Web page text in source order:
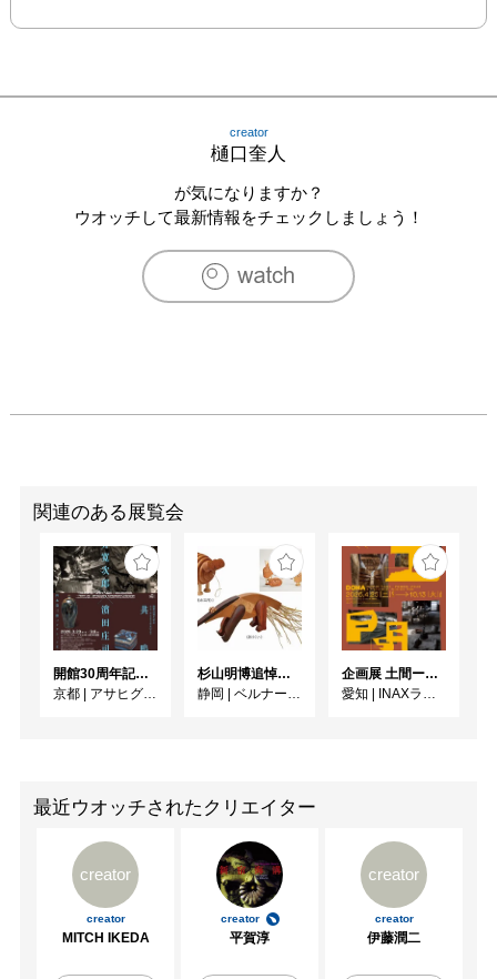
creator
樋口奎人
が気になりますか？
ウオッチして最新情報をチェックしましょう！
関連のある展覧会
開館30周年記念 山本爲三郎・河井寬次郎没後60年記念 「共鳴 河井寬次郎 × 濱田庄司 ー山本爲三郎コレクションより」
京都 | アサヒグループ大山崎山荘美術館
杉山明博追悼展 木とわたし―木工の妙技と美術教育
静岡 | ベルナール・ビュフェ美術館
企画展 土間ーつくって、つかって、再発見ー
愛知 | INAXライブミュージアム
最近ウオッチされたクリエイター
creator
creator
MITCH IKEDA
creator
平賀淳
creator
creator
伊藤潤二